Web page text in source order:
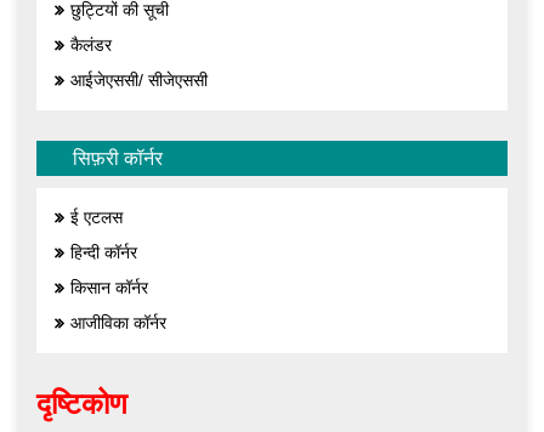
छुट्टियों की सूची
कैलंडर
आईजेएससी/ सीजेएससी
सिफ़री कॉर्नर
ई एटलस
हिन्दी कॉर्नर
किसान कॉर्नर
आजीविका कॉर्नर
दृष्टिकोण